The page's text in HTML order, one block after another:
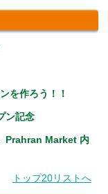
を作ろう！！
ン記念
Prahran Market 内
トップ20リストへ